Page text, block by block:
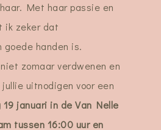
Met haar passie en
ik zeker dat
goede handen is.
zomaar verdwenen en
uitnodigen voor een
19 januari in de Van Nelle
tussen 16:00 uur en